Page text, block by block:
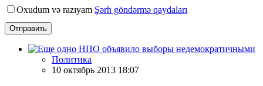
Oxudum və razıyam Şərh göndərmə qaydaları
Отправить
Политика
10 октябрь 2013 18:07